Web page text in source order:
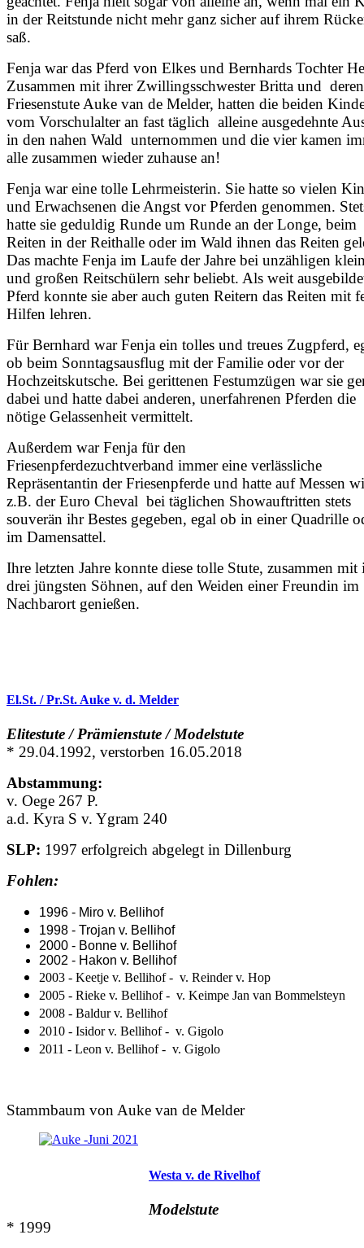
in der Reitstunde nicht mehr ganz sicher auf ihrem
saß.
Fenja war das Pferd von Elkes und Bernhards Tochter
Zusammen mit ihrer Zwillingsschwester Britta und deren
Friesenstute Auke van de Melder, hatten die beiden
vom Vorschulalter an fast täglich alleine ausgedehnte
in den nahen Wald unternommen und die vier kamen
alle zusammen wieder zuhause an!
Fenja war eine tolle Lehrmeisterin. Sie hatte so vielen
und Erwachsenen die Angst vor Pferden genommen.
hatte sie geduldig Runde um Runde an der Longe, beim
Reiten in der Reithalle oder im Wald ihnen das Reiten
Das machte Fenja im Laufe der Jahre bei unzähligen
und großen Reitschülern sehr beliebt. Als weit
Pferd konnte sie aber auch guten Reitern das Reiten mit
Hilfen lehren.
Für Bernhard war Fenja ein tolles und treues Zugpferd,
ob beim Sonntagsausflug mit der Familie oder vor der
Hochzeitskutsche. Bei gerittenen Festumzügen war sie
dabei und hatte dabei anderen, unerfahrenen Pferden die
nötige Gelassenheit vermittelt.
Außerdem war Fenja für den
Friesenpferdezuchtverband immer eine verlässliche
Repräsentantin der Friesenpferde und hatte auf Messen
z.B. der Euro Cheval bei täglichen Showauftritten stets
souverän ihr Bestes gegeben, egal ob in einer Quadrille
im Damensattel.
Ihre letzten Jahre konnte diese tolle Stute, zusammen mit
drei jüngsten Söhnen, auf den Weiden einer Freundin im
Nachbarort genießen.
El.St. / Pr.St. Auke v. d. Melder
Elitestute / Prämienstute / Modelstute
* 29.04.1992, verstorben 16.05.2018
Abstammung:
v. Oege 267 P.
a.d. Kyra S v. Ygram 240
SLP: 1997 erfolgreich abgelegt in Dillenburg
Fohlen:
1996 - Miro v. Bellihof
1998 - Trojan v. Bellihof
2000 - Bonne v. Bellihof
2002 - Hakon v. Bellihof
2003 - Keetje v. Bellihof - v. Reinder v. Hop
2005 - Rieke v. Bellihof - v. Keimpe Jan van Bommelsteyn
2008 - Baldur v. Bellihof
2010 - Isidor v. Bellihof - v. Gigolo
2011 - Leon v. Bellihof - v. Gigolo
Stammbaum von Auke van de Melder
Westa v. de Rivelhof
Modelstute
* 1999